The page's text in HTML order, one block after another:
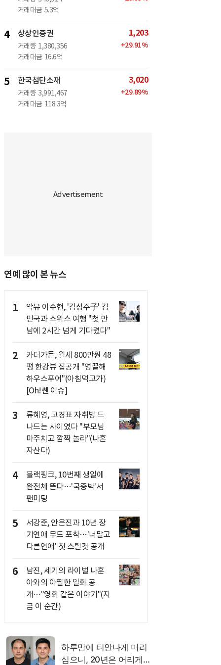
거래대금 5.3억
4 상상인증권
거래량 1,380,356
거래대금 16.6억
1,203
+29.91%
5 한국첨단소재
거래량 3,991,467
거래대금 118.3억
3,020
+29.89%
연예 많이 본 뉴스
1
악뮤 이수현, '김성주子' 김
민국과 스위스 여행 "첫 만
남에 2시간 넘게 기다렸다"
2
카더가든, 월세 800만원 48
평 한강뷰 집공개 "영끌해
하우스푸어"(아침먹고가)
[Oh!쎈 이슈]
3
류혜영, 고경표 자취방 드
나드는 사이였다 "부모님
마주치고 깜짝 놀라"(나혼
자산다)
4
블랙핑크, 10번째 생일에
완전체 뜬다…'국중박'서
팬미팅
5
서강준, 안은진과 10년 장
기연애 무드 포착…'너말고
다른연애' 첫 스틸컷 공개
6
남진, 세기의 라이벌 나훈
아와의 아찔한 일화 공
개…"영화 같은 이야기"(지
금 이 순간)